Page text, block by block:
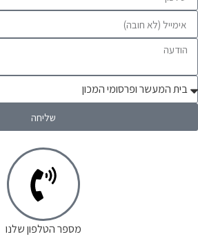
שליחה
מספר הטלפון שלנו